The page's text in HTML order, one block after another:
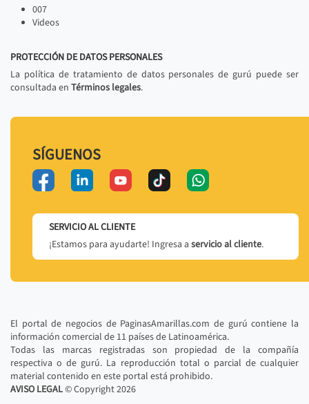
007
Videos
PROTECCIÓN DE DATOS PERSONALES
La política de tratamiento de datos personales de gurú puede ser
consultada en Términos legales.
SÍGUENOS
SERVICIO AL CLIENTE
¡Estamos para ayudarte! Ingresa a servicio al cliente.
El portal de negocios de PaginasAmarillas.com de gurú contiene la
información comercial de 11 países de Latinoamérica.
Todas las marcas registradas son propiedad de la compañía
respectiva o de gurú. La reproducción total o parcial de cualquier
material contenido en este portal está prohibido.
AVISO LEGAL© Copyright2026